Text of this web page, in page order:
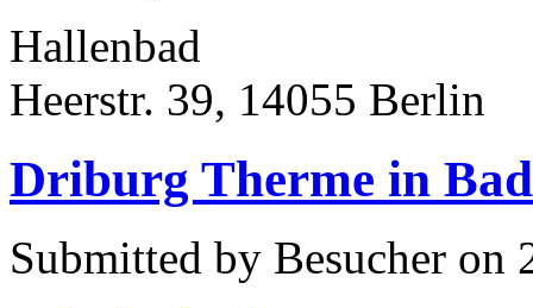
Hallenbad
Heerstr. 39, 14055 Berlin
Driburg Therme in
Submitted by Besucher on